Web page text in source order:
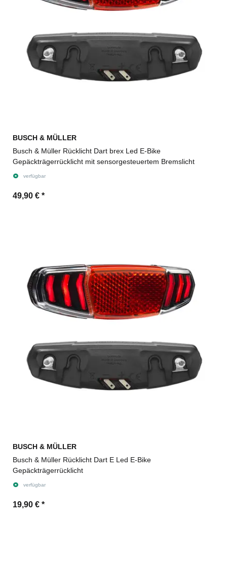
BUSCH & MÜLLER
Busch & Müller Rücklicht Dart brex Led E-Bike
Gepäckträgerrücklicht mit sensorgesteuertem Bremslicht
verfügbar
49,90 € *
BUSCH & MÜLLER
Busch & Müller Rücklicht Dart E Led E-Bike
Gepäckträgerrücklicht
verfügbar
19,90 € *